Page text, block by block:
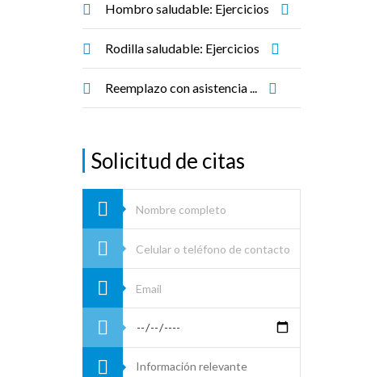
Hombro saludable: Ejercicios
Rodilla saludable: Ejercicios
Reemplazo con asistencia ...
Solicitud de citas